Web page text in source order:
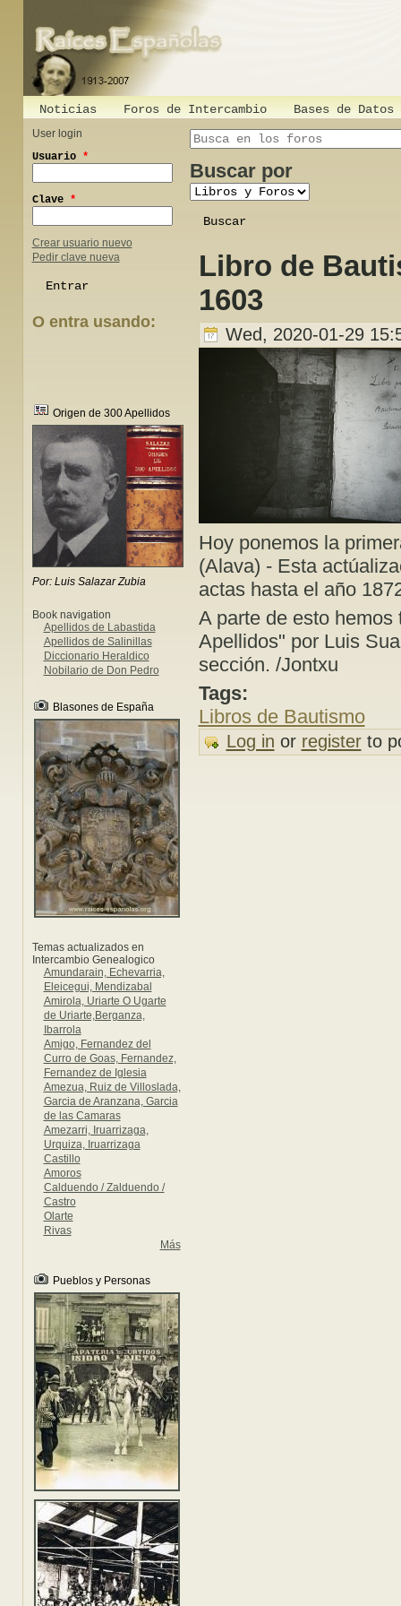
Noticias Foros de Intercambio Bases de Datos
User login
Usuario *
Clave *
Crear usuario nuevo
Pedir clave nueva
O entra usando:
Origen de 300 Apellidos
Por: Luis Salazar Zubia
Book navigation
Apellidos de Labastida
Apellidos de Salinillas
Diccionario Heraldico
Nobilario de Don Pedro
Blasones de España
Temas actualizados en
Intercambio Genealogico
Amundarain, Echevarria,
Eleicegui, Mendizabal
Amirola, Uriarte O Ugarte
de Uriarte,Berganza,
Ibarrola
Amigo, Fernandez del
Curro de Goas, Fernandez,
Fernandez de Iglesia
Amezua, Ruiz de Villoslada,
Garcia de Aranzana, Garcia
de las Camaras
Amezarri, Iruarrizaga,
Urquiza, Iruarrizaga
Castillo
Amoros
Calduendo / Zalduendo /
Castro
Olarte
Rivas
Más
Pueblos y Personas
Search this site
Buscar por
Libro de
1603
Wed, 2020-01-29
Hoy ponemos la
(Alava) - Esta
actas hasta el año
A parte de esto
Apellidos" por Luis
sección. /Jontxu
Tags:
Libros de Bautismo
Log in or registerto